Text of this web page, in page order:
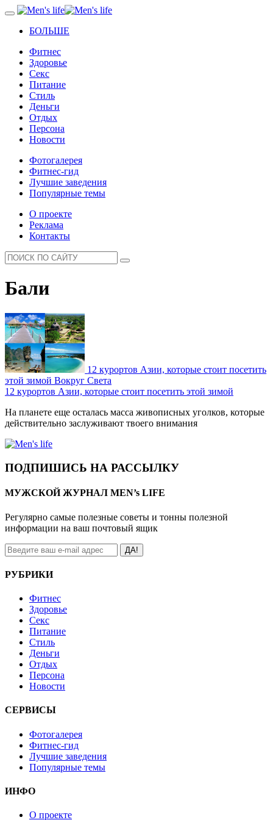
БОЛЬШЕ
Фитнес
Здоровье
Секс
Питание
Стиль
Деньги
Отдых
Персона
Новости
Фотогалерея
Фитнес-гид
Лучшие заведения
Популярные темы
О проекте
Реклама
Контакты
Бали
12 курортов Азии, которые стоит посетить
этой зимой Вокруг Света
12 курортов Азии, которые стоит посетить этой зимой
На планете еще осталась масса живописных уголков, которые
действительно заслуживают твоего внимания
ПОДПИШИСЬ НА РАССЫЛКУ
МУЖСКОЙ ЖУРНАЛ MEN’s LIFE
Регулярно самые полезные советы и тонны полезной
информации на ваш почтовый ящик
ДА!
РУБРИКИ
Фитнес
Здоровье
Секс
Питание
Стиль
Деньги
Отдых
Персона
Новости
СЕРВИСЫ
Фотогалерея
Фитнес-гид
Лучшие заведения
Популярные темы
ИНФО
О проекте